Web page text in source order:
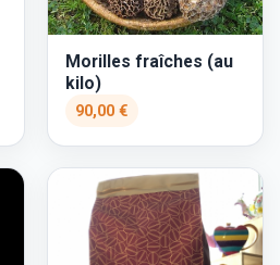
Morilles fraîches (au
kilo)
90,00 €